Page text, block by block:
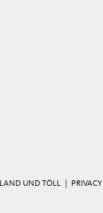
UND TÖLL | PRIVACY